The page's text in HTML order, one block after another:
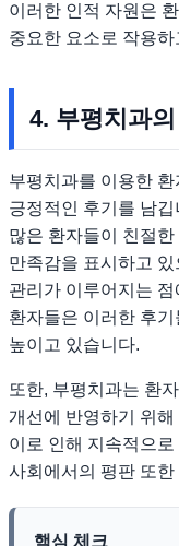
이러한 인적 자원은
중요한 요소로 작용
4. 부평치과의
부평치과를 이용한
긍정적인 후기를 남깁
많은 환자들이 친절
만족감을 표시하고
관리가 이루어지는
환자들은 이러한 후
높이고 있습니다.
또한, 부평치과는 환
개선에 반영하기 위
이로 인해 지속적으
사회에서의 평판 또
핵심 체크